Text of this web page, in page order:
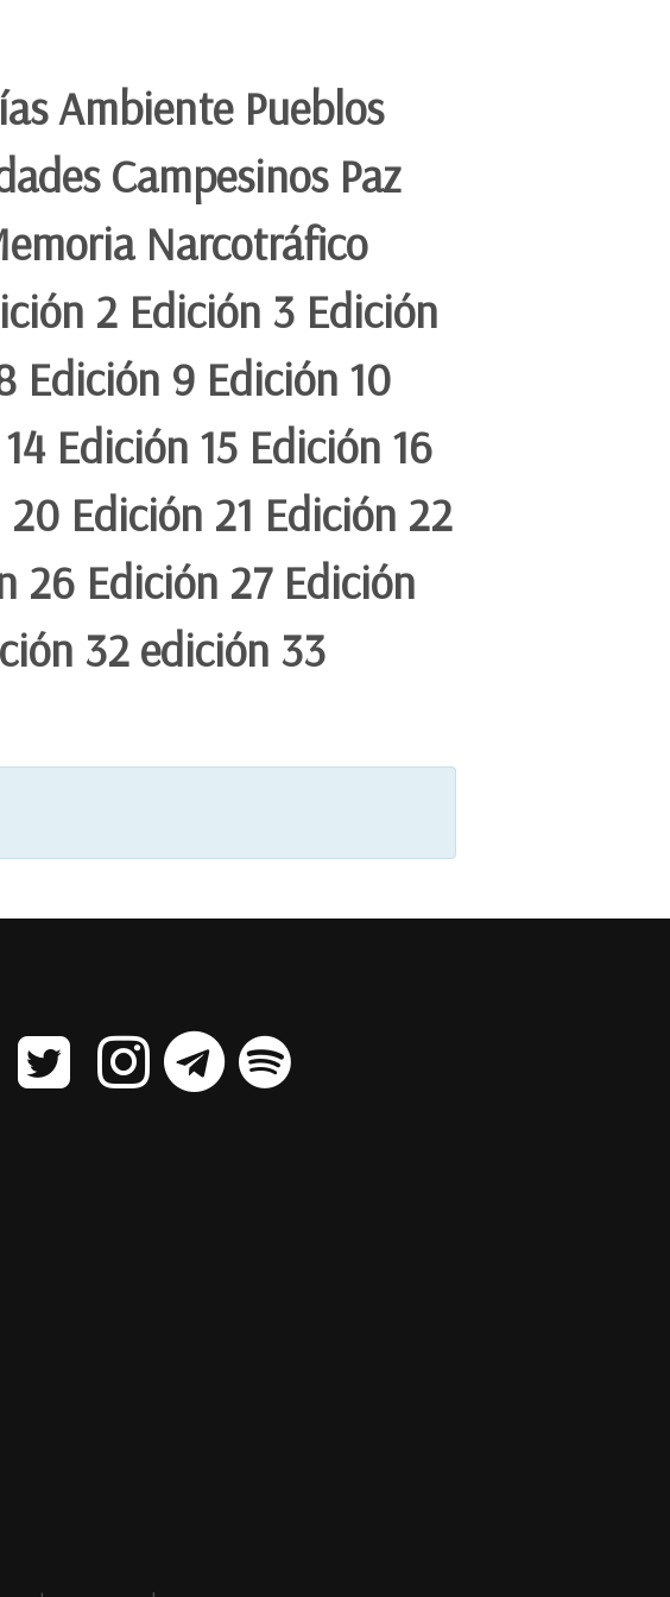
Ambiente Pueblos
Campesinos Paz
Narcotráfico
2 Edición 3 Edición
Edición 9 Edición 10
Edición 15 Edición 16
Edición 21 Edición 22
26 Edición 27 Edición
32 edición 33